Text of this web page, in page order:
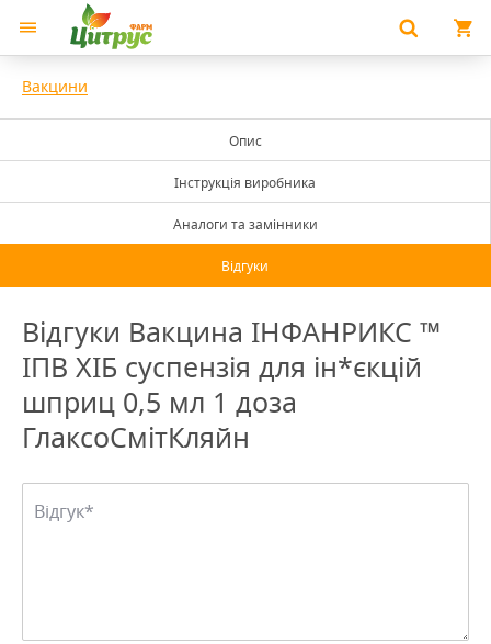
Вакцини
Опис
Інструкція виробника
Аналоги та замінники
Відгуки
Відгуки Вакцина ІНФАНРИКС ™
ІПВ ХІБ суспензія для ін*єкцій
шприц 0,5 мл 1 доза
ГлаксоСмітКляйн